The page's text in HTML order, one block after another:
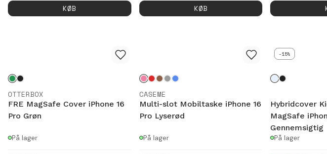
KØB
KØB
OTTERBOX
FRE MagSafe Cover iPhone 16
Pro Grøn
På lager
CASEME
Multi-slot Mobiltaske iPhone 16
Pro Lyserød
På lager
-15%
Hybridcover
MagSafe
Gennemsigtig
På lager